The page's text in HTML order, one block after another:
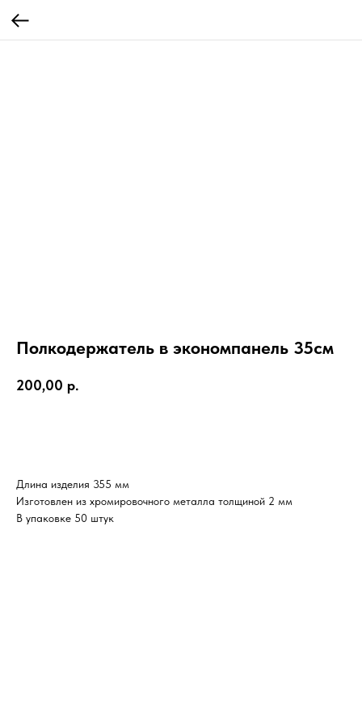
Полкодержатель в экономпанель 35см
200,00 р.
Длина изделия 355 мм
Изготовлен из хромировочного металла толщиной 2 мм
В упаковке 50 штук